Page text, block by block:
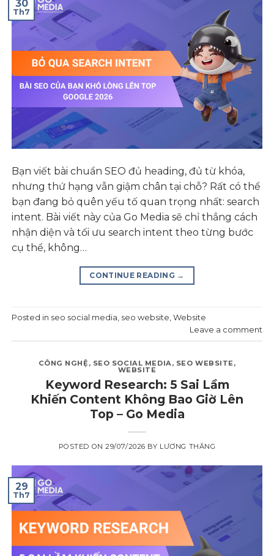
30
Th7
Bạn viết bài chuẩn SEO đủ heading, đủ từ khóa,
nhưng thứ hạng vẫn giậm chân tại chỗ? Rất có thể
bạn đang bỏ quên yếu tố quan trọng nhất: search
intent. Bài viết này của Go Media sẽ chỉ thẳng cách
nhận diện và tối ưu search intent theo từng bước
cụ thể, không…
CONTINUE READING →
Posted in seo social media seo website ,Website
Leave a comment
CÔNG NGHỆ , SEO SOCIAL MEDIA, SEO WEBSITE,
WEBSITE
Keyword Research: 5 Sai Lầm
Khiến Content Không Bao Giờ Lên
Top – Go Media
POSTED ON29/07/2026 BY LƯƠNG THĂNG
29
Th7